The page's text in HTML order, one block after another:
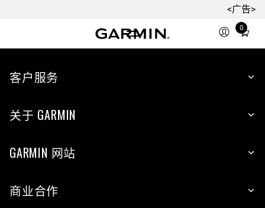
<广告>
0
Total
客户服务
关于 GARMIN
GARMIN 网站
商业合作